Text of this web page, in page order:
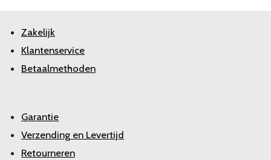
Zakelijk
Klantenservice
Betaalmethoden
Garantie
Verzending en Levertijd
Retourneren